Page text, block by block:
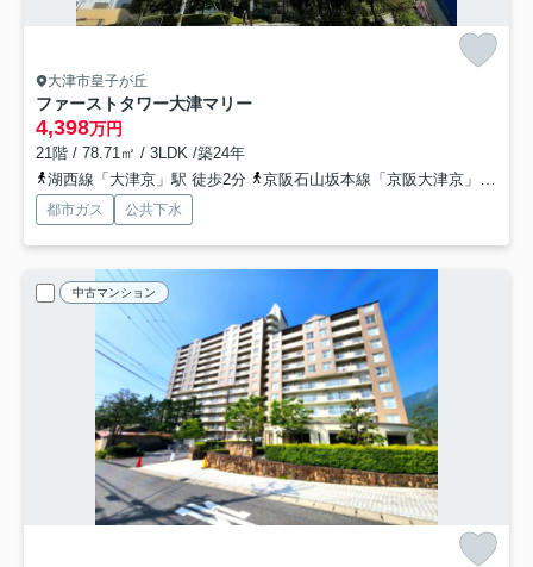
大津市皇子が丘
ファーストタワー大津マリー
4,398万円
21階 / 78.71㎡ / 3LDK /築24年
湖西線「大津京」駅 徒歩2分
京阪石山坂本線「京阪大津京」駅 徒歩4分
都市ガス 公共下水
中古マンション